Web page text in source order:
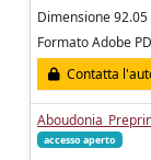
Dimensione 92.05
Formato Adobe
Contatta
accesso aperto